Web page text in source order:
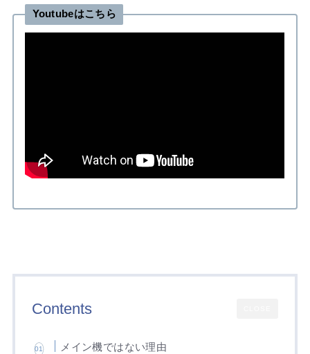
Youtubeはこちら
Contents
メイン機ではない理由